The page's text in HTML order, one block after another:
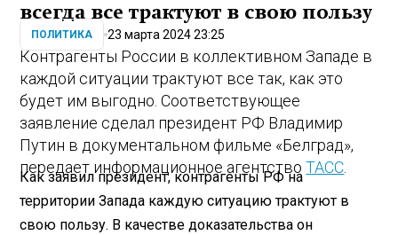
всегда все трактуют в свою пользу
ПОЛИТИКА 23 марта 2024 23:25
Контрагенты России в коллективном Западе в
каждой ситуации трактуют все так, как это
будет им выгодно. Соответствующее
заявление сделал президент РФ Владимир
Путин в документальном фильме «Белград»,
передает информационное агентствоТАСС
Как заявил президент, контрагенты РФ на
территории Запада каждую ситуацию трактуют в
свою пользу. В качестве доказательства он